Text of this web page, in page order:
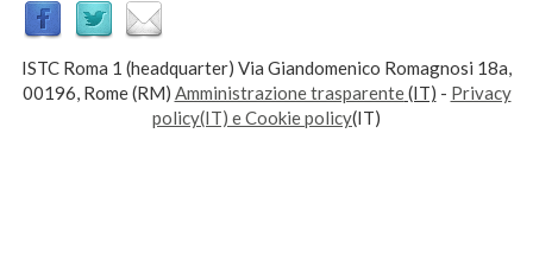
ISTC Roma 1 (headquarter) Via Giandomenico Romagnosi 18a,
00196, Rome (RM) Amministrazione trasparente(IT) - Privacy
policy(IT) e Cookie policy(IT)